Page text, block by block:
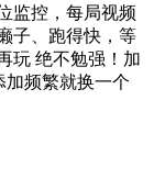
监控，每局视频
子、跑得快，等
玩 绝不勉强！加
加频繁就换一个